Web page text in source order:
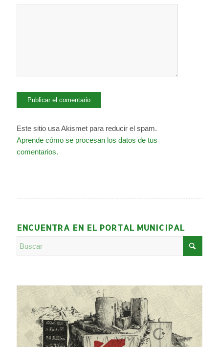
Este sitio usa Akismet para reducir el spam.
Aprende cómo se procesan los datos de tus
comentarios.
ENCUENTRA EN EL PORTAL MUNICIPAL